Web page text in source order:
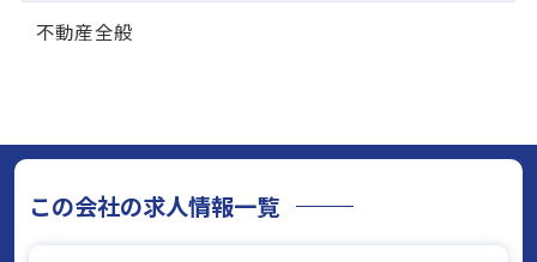
不動産全般
この会社の求人情報一覧